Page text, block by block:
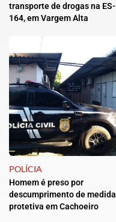
transporte de drogas na ES-
164, em Vargem Alta
POLÍCIA
Homem é preso por
descumprimento de medida
protetiva em Cachoeiro